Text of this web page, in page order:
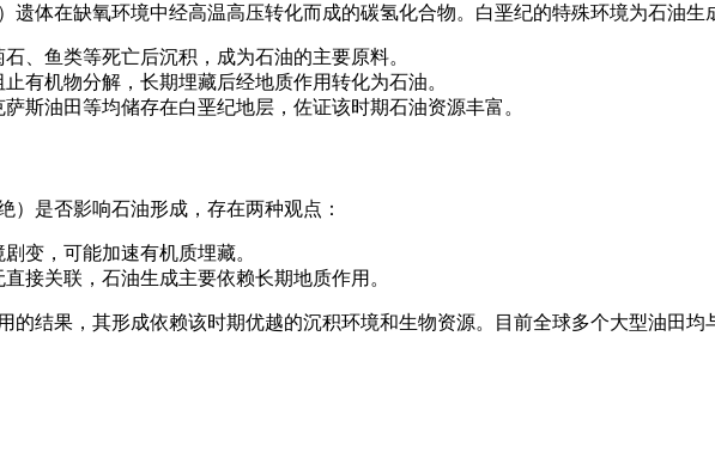
遗体在缺氧环境中经高温高压转化而成的碳氢化合物。白垩纪的特殊环境为石油生
、鱼类等死亡后沉积，成为石油的主要原料。
有机物分解，长期埋藏后经地质作用转化为石油。
斯油田等均储存在白垩纪地层，佐证该时期石油资源丰富。
）是否影响石油形成，存在两种观点：
变，可能加速有机质埋藏。
接关联，石油生成主要依赖长期地质作用。
的结果，其形成依赖该时期优越的沉积环境和生物资源。目前全球多个大型油田均